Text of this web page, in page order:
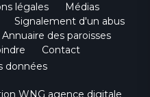
légales
Médias
Signalement d'un abus
Annuaire des paroisses
Contact
données